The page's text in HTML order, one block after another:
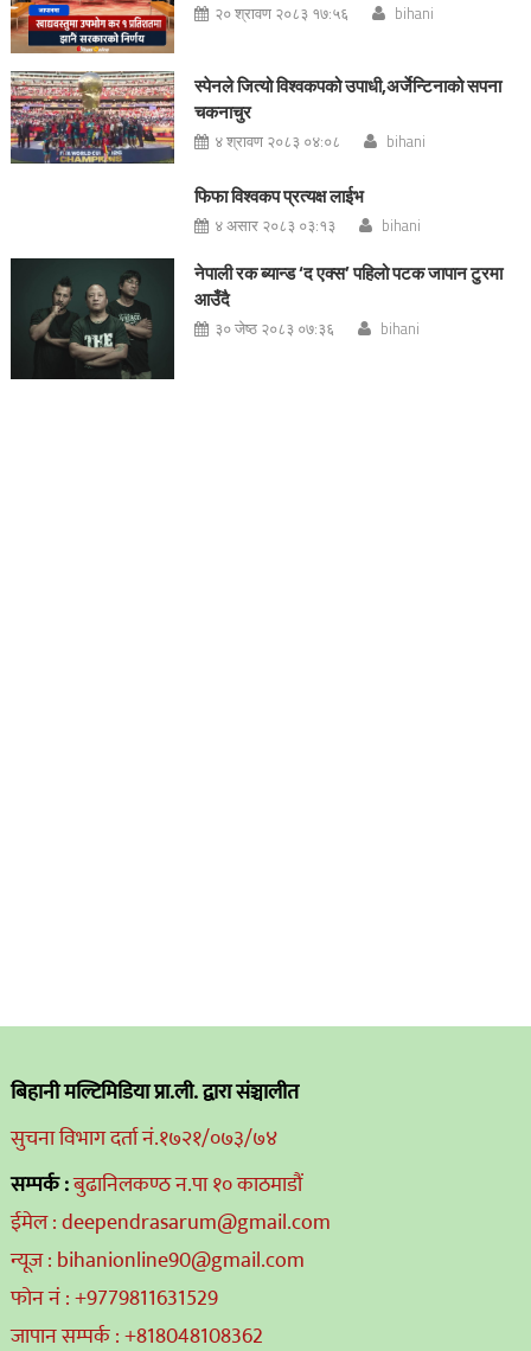
२० श्रावण २०८३ १७:५६ bihani
स्पेनले जित्यो विश्वकपको उपाधी,अर्जेन्टिनाको सपना
चकनाचुर
४ श्रावण २०८३ ०४:०८ bihani
फिफा विश्वकप प्रत्यक्ष लाईभ
४ असार २०८३ ०३:१३ bihani
नेपाली रक ब्यान्ड ‘द एक्स’ पहिलो पटक जापान टुरमा
आउँदै
३० जेष्ठ २०८३ ०७:३६ bihani
बिहानी मल्टिमिडिया प्रा.ली. द्वारा संञ्चालीत
सुचना विभाग दर्ता नं.१७२१/०७३/७४
सम्पर्क :बुढानिलकण्ठ न.पा १० काठमाडौं
ईमेल : deependrasarum@gmail.com
न्यूज : bihanionline90@gmail.com
फोन नं : +9779811631529
जापान सम्पर्क : +818048108362